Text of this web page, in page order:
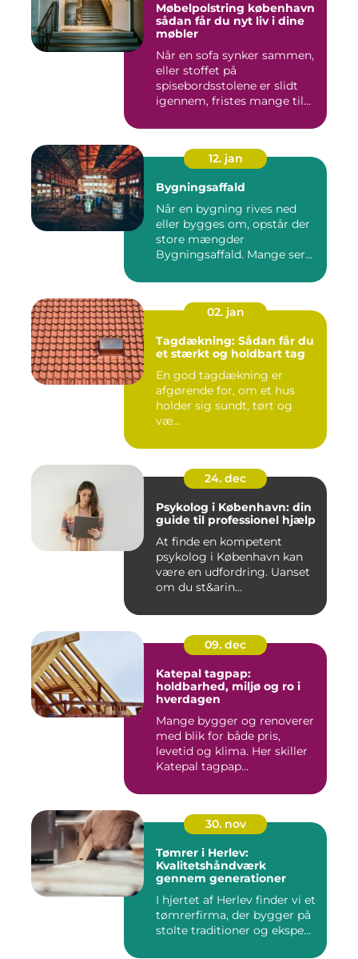
Møbelpolstring københavn
sådan får du nyt liv i dine
møbler
Når en sofa synker sammen,
eller stoffet på
spisebordsstolene er slidt
igennem, fristes mange til
12. jan
Bygningsaffald
Når en bygning rives ned
eller bygges om, opstår der
store mængder
Bygningsaffald. Mange ser
02. jan
Tagdækning: Sådan får du
et stærkt og holdbart tag
En god tagdækning er
afgørende for, om et hus
holder sig sundt, tørt og
væ...
24. dec
Psykolog i København: din
guide til professionel hjælp
At finde en kompetent
psykolog i København kan
være en udfordring. Uanset
om du st&arin...
09. dec
Katepal tagpap:
holdbarhed, miljø og ro i
hverdagen
Mange bygger og renoverer
med blik for både pris,
levetid og klima. Her skiller
Katepal tagpap...
30. nov
Tømrer i Herlev:
Kvalitetshåndværk
gennem generationer
I hjertet af Herlev finder vi et
tømrerfirma, der bygger på
stolte traditioner og ekspe...